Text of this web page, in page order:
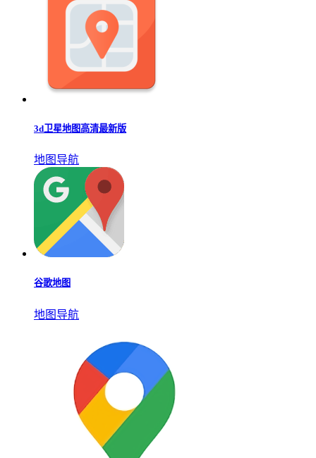
3d卫星地图高清最新版
地图导航
谷歌地图
地图导航